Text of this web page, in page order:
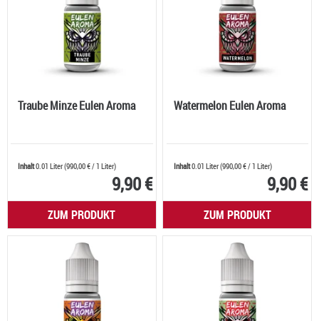
Traube Minze Eulen Aroma
Inhalt0.01 Liter(990,00 €/ 1 Liter)
9,90 €
ZUM PRODUKT
Watermelon Eulen Aroma
Inhalt0.01 Liter(990,00 €/ 1 Liter)
9,90 €
ZUM PRODUKT